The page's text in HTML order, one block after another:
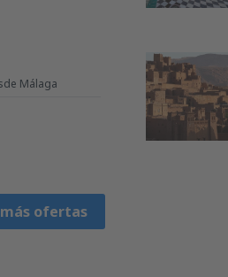
Málaga
ofertas